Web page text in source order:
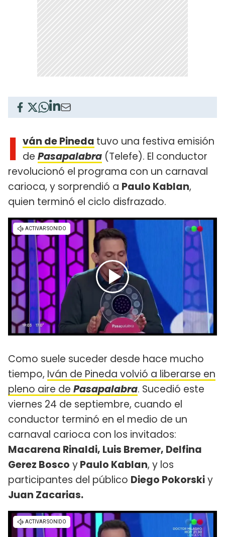
I ván de Pineda tuvo una festiva emisión
de Pasapalabra (Telefe). El conductor
revolucionó el programa con un carnaval
carioca, y sorprendió a Paulo Kablan,
quien terminó el ciclo disfrazado.
Como suele suceder desde hace mucho
tiempo, Iván de Pineda volvió a liberarse en
pleno aire de Pasapalabra. Sucedió este
viernes 24 de septiembre, cuando el
conductor terminó en el medio de un
carnaval carioca con los invitados:
Macarena Rinaldi, Luis Bremer, Delfina
Gerez Bosco yPaulo Kablan, y los
participantes del público Diego Pokorskiy
Juan Zacarias.